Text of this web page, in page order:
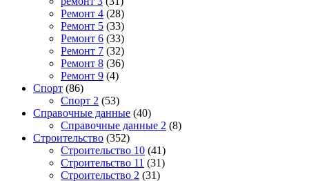
Ремонт 4 (28)
Ремонт 5 (33)
Ремонт 6 (33)
Ремонт 7 (32)
Ремонт 8 (36)
Ремонт 9 (4)
Спорт (86)
Спорт 2 (53)
Справочные данные (40)
Справочные данные 2 (8)
Строительство (352)
Строительство 10 (41)
Строительство 11 (31)
Строительство 2 (31)